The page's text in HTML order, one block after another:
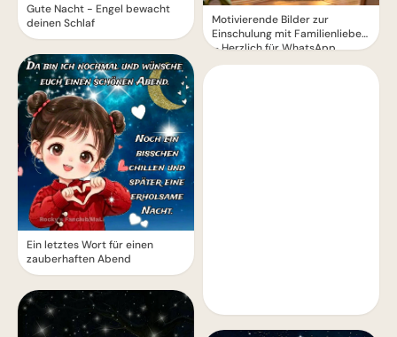
Gute Nacht - Engel bewacht
deinen Schlaf
Ein letztes Wort für einen
zauberhaften Abend
Motivierende Bilder zur
Einschulung mit Familienliebe
– Herzlich für WhatsApp